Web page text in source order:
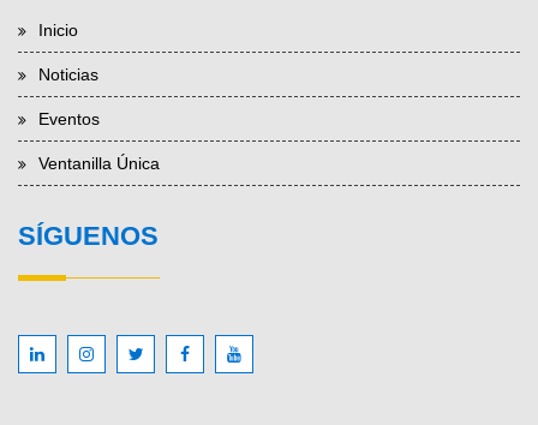
Inicio
Noticias
Eventos
Ventanilla Única
SÍGUENOS